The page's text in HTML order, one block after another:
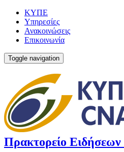
ΚΥΠΕ
Υπηρεσίες
Ανακοινώσεις
Επικοινωνία
Toggle navigation
Πρακτορείο Ειδήσεων